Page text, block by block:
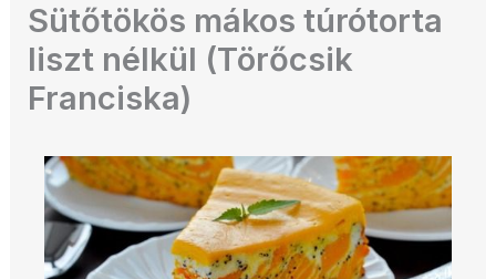
Sütőtökös mákos túrótorta
liszt nélkül (Törőcsik
Franciska)